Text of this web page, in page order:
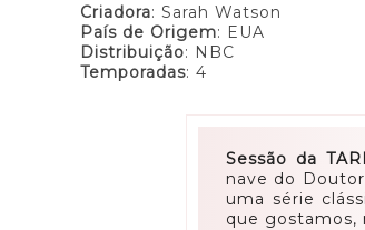
Criadora: Sarah Watson
País de Origem: EUA
Distribuição: NBC
Temporadas: 4
Sessão da
nave do
uma série
que gostamos,